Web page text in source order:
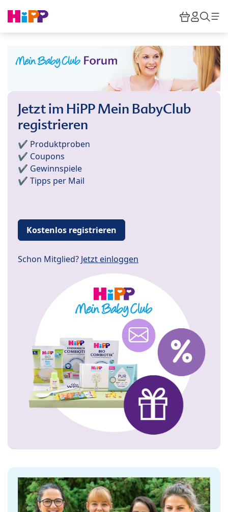
HiPP
Jetzt im HiPP Mein BabyClub
registrieren
✔️ Produktproben
✔️ Coupons
✔️ Gewinnspiele
✔️ Tipps per Mail
Kostenlos registrieren
Schon Mitglied? Jetzt einloggen